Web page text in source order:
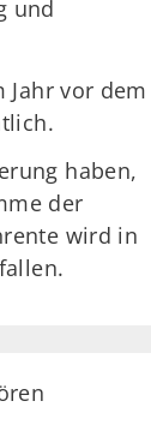
und
Jahr vor dem
haben,
der
wird in